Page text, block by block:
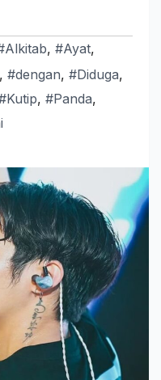
, #Ayat,
, #dengan, #Diduga,
, #Panda,